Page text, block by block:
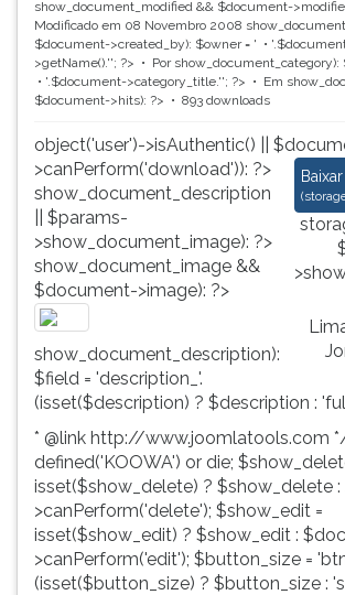
show_document_modified && $document-
Modificado em 08 Novembro 2008
$document->created_by): $owner = '
>getName().''; ?> Por show_document_category):
'.$document->category_title.''; ?> Em
$document->hits): ?>
893 downloads
object('user')->isAuthentic() ||
>canPerform('download')): ?>
Baixar
(
show_document_description
|| $params-
>show_document_image): ?>
show_document_image &&
$document->image): ?>
show_document_description):
$field = 'description_'.
(isset($description) ? $description :
* @link http://www.joomlatools.com
defined('KOOWA') or die;
isset($show_delete) ? $show_delete
>canPerform('delete'); $show_edit =
isset($show_edit) ? $show_edit :
>canPerform('edit'); $button_size =
(isset($button_size) ? $button_size :